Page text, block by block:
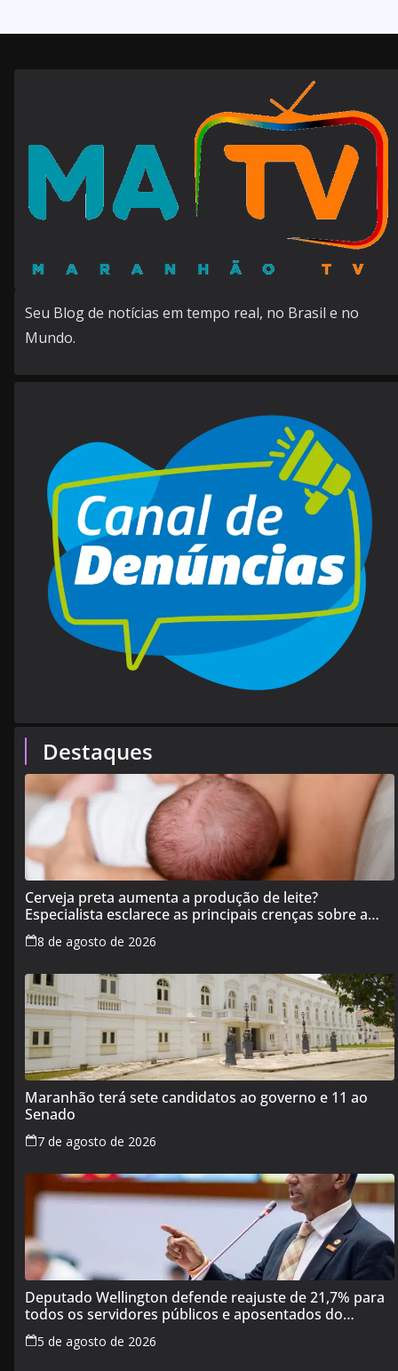
Seu Blog de notícias em tempo real, no Brasil e no
Mundo.
Destaques
Cerveja preta aumenta a produção de leite?
Especialista esclarece as principais crenças sobre a
alimentação durante a amamentação
8 de agosto de 2026
Maranhão terá sete candidatos ao governo e 11 ao
Senado
7 de agosto de 2026
Deputado Wellington defende reajuste de 21,7% para
todos os servidores públicos e aposentados do
Maranhão
5 de agosto de 2026